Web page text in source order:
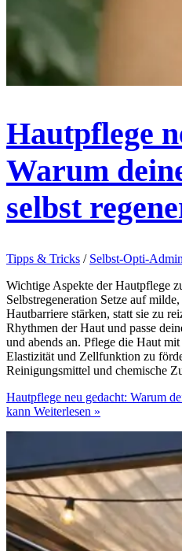
Hautpflege
Warum
selbst
Tipps & Tricks / Selbst-Opti-Admin
Wichtige Aspekte der Hautpflege
Selbstregeneration Setze auf
Hautbarriere stärken, statt sie zu
Rhythmen der Haut und passe
und abends an. Pflege die Haut
Elastizität und Zellfunktion zu
Reinigungsmittel und chemische
Hautpflege neu gedacht: Warum
kann Weiterlesen »